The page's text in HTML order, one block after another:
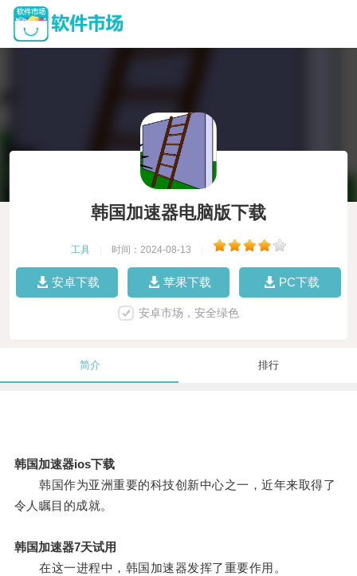
韩国加速器电脑版下载
工具 时间：2024-08-13
安卓下载 苹果下载 PC下载
安卓市场，安全绿色
简介 排行
韩国加速器ios下载
韩国作为亚洲重要的科技创新中心之一，近年来取得了
令人瞩目的成就。
韩国加速器7天试用
在这一进程中，韩国加速器发挥了重要作用。